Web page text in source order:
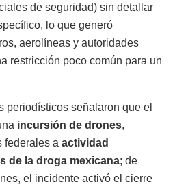
de seguridad) sin detallar
lo que generó
aerolíneas y autoridades
restricción poco común para un
periodísticos señalaron que el
incursión de drones,
federales a actividad
de la droga mexicana; de
el incidente activó el cierre